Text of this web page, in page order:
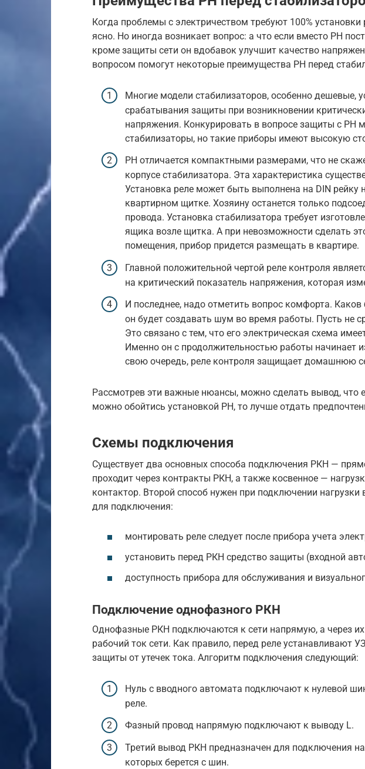
Когда проблемы с электричеством требуют 100% установки
ясно. Но иногда возникает вопрос: а что если вместо РН
кроме защиты сети он вдобавок улучшит качество
вопросом помогут некоторые преимущества РН перед
Многие модели стабилизаторов, особенно дешевые,
срабатывания защиты при возникновении
напряжения. Конкурировать в вопросе защиты с РН
стабилизаторы, но такие приборы имеют высокую
РН отличается компактными размерами, что не
корпусе стабилизатора. Эта характеристика
Установка реле может быть выполнена на DIN рейку
квартирном щитке. Хозяину останется только
провода. Установка стабилизатора требует
ящика возле щитка. А при невозможности сделать
помещения, прибор придется размещать в квартире.
Главной положительной чертой реле контроля
на критический показатель напряжения, которая
И последнее, надо отметить вопрос комфорта.
он будет создавать шум во время работы. Пусть не
Это связано с тем, что его электрическая схема
Именно он с продолжительностью работы начинает
свою очередь, реле контроля защищает домашнюю
Рассмотрев эти важные нюансы, можно сделать вывод, что
можно обойтись установкой РН, то лучше отдать
Схемы подключения
Существует два основных способа подключения РКН —
проходит через контракты РКН, а также косвенное —
контактор. Второй способ нужен при подключении
для подключения:
монтировать реле следует после прибора учета
установить перед РКН средство защиты (входной
доступность прибора для обслуживания и
Подключение однофазного РКН
Однофазные РКН подключаются к сети напрямую, а через
рабочий ток сети. Как правило, перед реле устанавливают
защиты от утечек тока. Алгоритм подключения следующий:
Нуль с вводного автомата подключают к нулевой
реле.
Фазный провод напрямую подключают к выводу L.
Третий вывод РКН предназначен для подключения
которых берется с шин.